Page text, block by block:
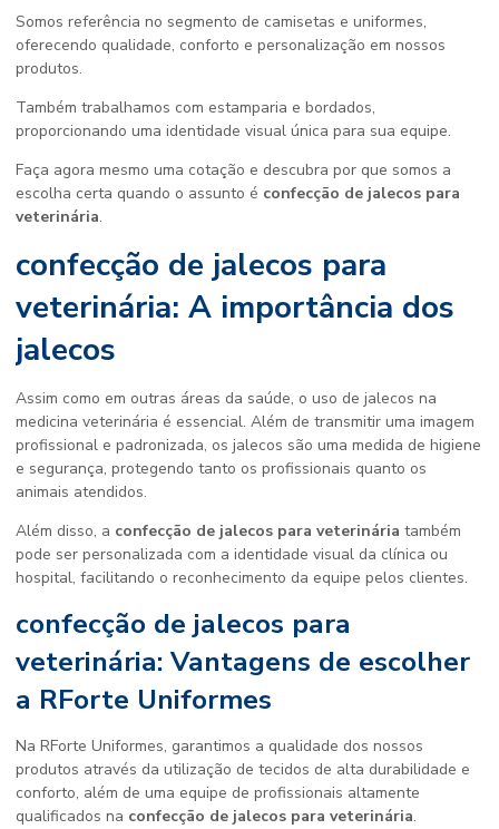
Somos referência no segmento de camisetas e uniformes,
oferecendo qualidade, conforto e personalização em nossos
produtos.
Também trabalhamos com estamparia e bordados,
proporcionando uma identidade visual única para sua equipe.
Faça agora mesmo uma cotação e descubra por que somos a
escolha certa quando o assunto é confecção de jalecos para
veterinária.
confecção de jalecos para
veterinária: A importância dos
jalecos
Assim como em outras áreas da saúde, o uso de jalecos na
medicina veterinária é essencial. Além de transmitir uma imagem
profissional e padronizada, os jalecos são uma medida de higiene
e segurança, protegendo tanto os profissionais quanto os
animais atendidos.
Além disso, a confecção de jalecos para veterinária também
pode ser personalizada com a identidade visual da clínica ou
hospital, facilitando o reconhecimento da equipe pelos clientes.
confecção de jalecos para
veterinária: Vantagens de escolher
a RForte Uniformes
Na RForte Uniformes, garantimos a qualidade dos nossos
produtos através da utilização de tecidos de alta durabilidade e
conforto, além de uma equipe de profissionais altamente
qualificados na confecção de jalecos para veterinária.